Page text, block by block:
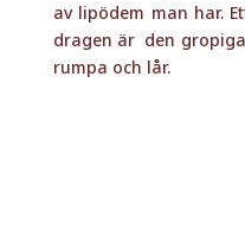
av lipödem man har.
dragen är den
rumpa och lår.